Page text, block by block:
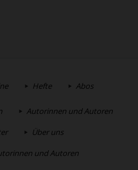
Hefte Abos
Autorinnen und Autoren
Über uns
und Autoren